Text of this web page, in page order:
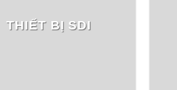
THIẾT BỊ SDI